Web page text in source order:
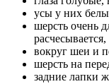
усы у них
шерсть очень
расчесывается,
вокруг шеи и
шерсть на
задние лапки